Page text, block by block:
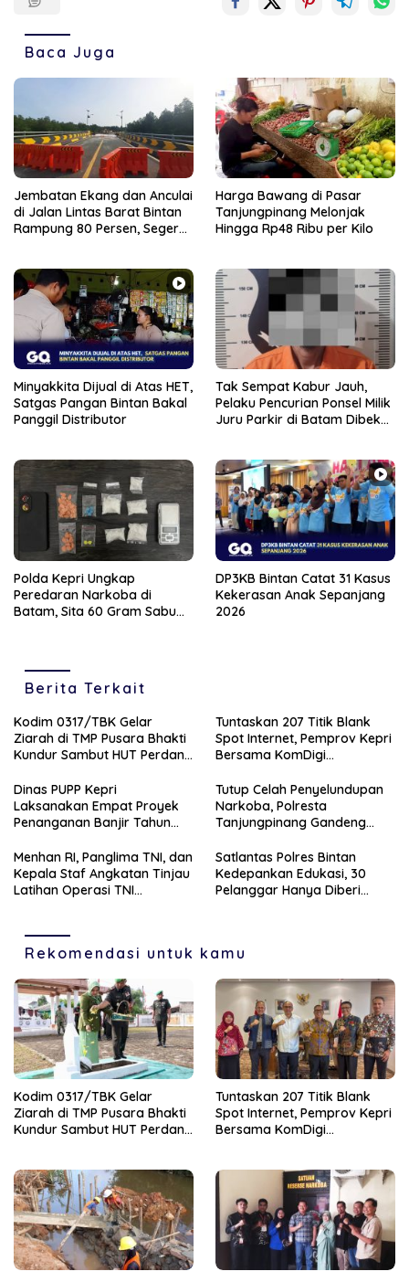
Baca Juga
Jembatan Ekang dan Anculai
di Jalan Lintas Barat Bintan
Rampung 80 Persen, Segera
Harga Bawang di Pasar
Tanjungpinang Melonjak
Hingga Rp48 Ribu per Kilo
Minyakkita Dijual di Atas HET,
Satgas Pangan Bintan Bakal
Panggil Distributor
Tak Sempat Kabur Jauh,
Pelaku Pencurian Ponsel Milik
Juru Parkir di Batam Dibekuk
Polda Kepri Ungkap
Peredaran Narkoba di
Batam, Sita 60 Gram Sabu
DP3KB Bintan Catat 31 Kasus
Kekerasan Anak Sepanjang
2026
Berita Terkait
Kodim 0317/TBK Gelar
Ziarah di TMP Pusara Bhakti
Kundur Sambut HUT Perdana
Tuntaskan 207 Titik Blank
Spot Internet, Pemprov Kepri
Bersama KomDigi
Frekuensi 700MHz
Dinas PUPP Kepri
Laksanakan Empat Proyek
Penanganan Banjir Tahun
Tutup Celah Penyelundupan
Narkoba, Polresta
Tanjungpinang Gandeng
Menhan RI, Panglima TNI, dan
Kepala Staf Angkatan Tinjau
Latihan Operasi TNI
Satlantas Polres Bintan
Kedepankan Edukasi, 30
Pelanggar Hanya Diberi
Rekomendasi untuk kamu
Kodim 0317/TBK Gelar
Ziarah di TMP Pusara Bhakti
Kundur Sambut HUT Perdana
Tuntaskan 207 Titik Blank
Spot Internet, Pemprov Kepri
Bersama KomDigi